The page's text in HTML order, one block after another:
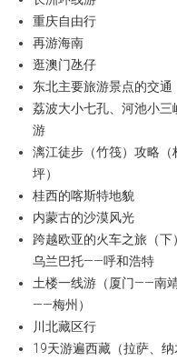
重庆自由行
再游海南
逛澳门氹仔
东北主要旅游景点的交通
荔波大小七孔、河池小三
游
漓江徒步（竹筏）攻略
坪）
桂西的喀斯特地貌
内蒙古的沙漠风光
跨越欧亚的火车之旅（
乌兰巴托——呼和浩特
土楼一线游（厦门——南
——梅州）
川北藏区行
19天游遍西藏（拉萨、纳